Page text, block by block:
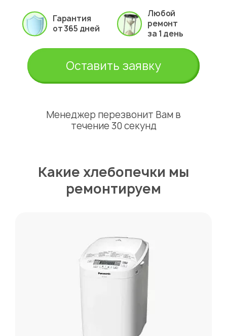
Гарантия
от 365 дней
Любой
ремонт
за 1 день
Оставить заявку
Менеджер перезвонит Вам в
течение 30 секунд
Какие хлебопечки мы
ремонтируем